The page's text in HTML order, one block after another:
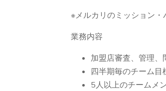
※メルカリのミッション
業務内容
加盟店審査、管理、
四半期毎のチーム目
5人以上のチームメ